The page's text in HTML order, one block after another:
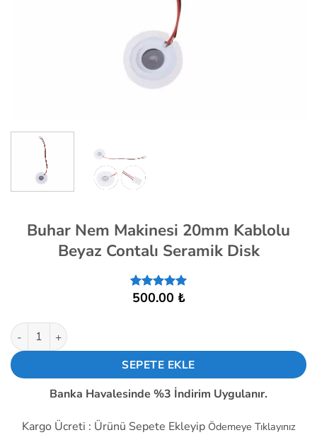
Buhar Nem Makinesi 20mm Kablolu
Beyaz Contalı Seramik Disk
1müşteri
500.00 ₺
Buhar Nem Makinesi 20mm Kablolu Beyaz Contalı Seramik
SEPETE EKLE
Banka Havalesinde %3 İndirim Uygulanır.
Kargo Ücreti : Ürünü Sepete Ekleyip Ödemeye Tıklayınız